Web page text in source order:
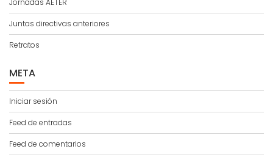
Jornadas AETER
Juntas directivas anteriores
Retratos
META
Iniciar sesión
Feed de entradas
Feed de comentarios